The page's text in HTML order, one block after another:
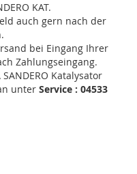
KAT.
auch gern nach der
bei Eingang Ihrer
Zahlungseingang.
Katalysator
unter Service : 04533